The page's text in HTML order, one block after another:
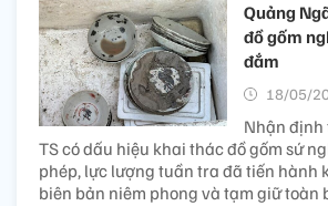
Quảng
đồ gốm
đắm
18/05/
Nhận
TS có dấu hiệu khai thác đồ gốm sứ
phép, lực lượng tuần tra đã tiến hành
biên bản niêm phong và tạm giữ toàn